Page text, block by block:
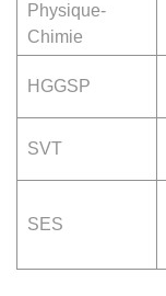
Physique-
Chimie
HGGSP
SVT
SES